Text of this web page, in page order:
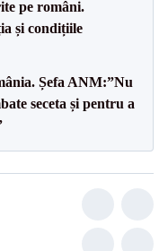
pe români.
și condițiile
Șefa ANM:”Nu
seceta și pentru a